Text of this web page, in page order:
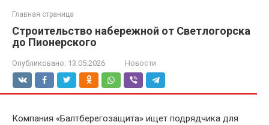
Главная страница
Строительство набережной от Светлогорска
до Пионерского
Опубликовано: 13.05.2026 Новости
Компания «Балтберегозащита» ищет подрядчика для